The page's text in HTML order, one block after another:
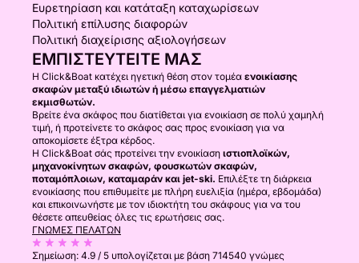
Ευρετηρίαση και κατάταξη καταχωρίσεων
Πολιτική επίλυσης διαφορών
Πολιτική διαχείρισης αξιολογήσεων
ΕΜΠΙΣΤΕΥΤΕΊΤΕ ΜΑΣ
Η Click&Boat κατέχει ηγετική θέση στον τομέα ενοικίασης
σκαφών μεταξύ ιδιωτών ή μέσω επαγγελματιών
εκμισθωτών.
Βρείτε ένα σκάφος που διατίθεται για ενοικίαση σε πολύ χαμηλή
τιμή, ή προτείνετε το σκάφος σας προς ενοικίαση για να
αποκομίσετε έξτρα κέρδος.
Η Click&Boat σάς προτείνει την ενοικίαση ιστιοπλοϊκών,
μηχανοκίνητων σκαφών, φουσκωτών σκαφών,
ποταμόπλοιων, καταμαράν και jet-ski. Επιλέξτε τη διάρκεια
ενοικίασης που επιθυμείτε με πλήρη ευελιξία (ημέρα, εβδομάδα)
και επικοινωνήστε με τον ιδιοκτήτη του σκάφους για να του
θέσετε απευθείας όλες τις ερωτήσεις σας.
ΓΝΏΜΕΣ ΠΕΛΑΤΏΝ
Σημείωση: 4.9 / 5 υπολογίζεται με βάση 714540 γνώμες